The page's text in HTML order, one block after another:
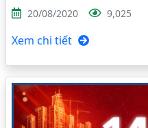
20/08/2020 9,025
Xem chi tiết